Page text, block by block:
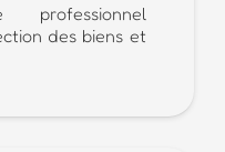
des biens et